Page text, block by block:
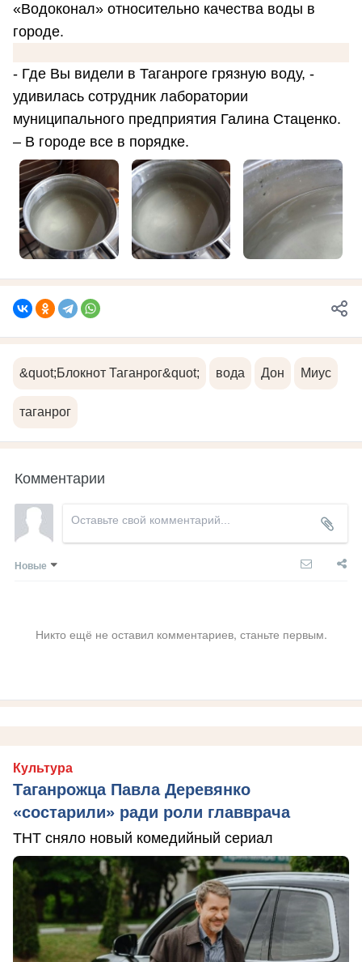
«Водоконал» относительно качества воды в
городе.
- Где Вы видели в Таганроге грязную воду, -
удивилась сотрудник лаборатории
муниципального предприятия Галина Стаценко.
– В городе все в порядке.
&quot;Блокнот Таганрог&quot; вода Дон Миус
таганрог
Комментарии
Новые
Никто ещё не оставил комментариев, станьте первым.
Культура
Таганрожца Павла Деревянко
«состарили» ради роли главврача
ТНТ сняло новый комедийный сериал